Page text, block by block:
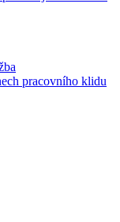
pracovního klidu